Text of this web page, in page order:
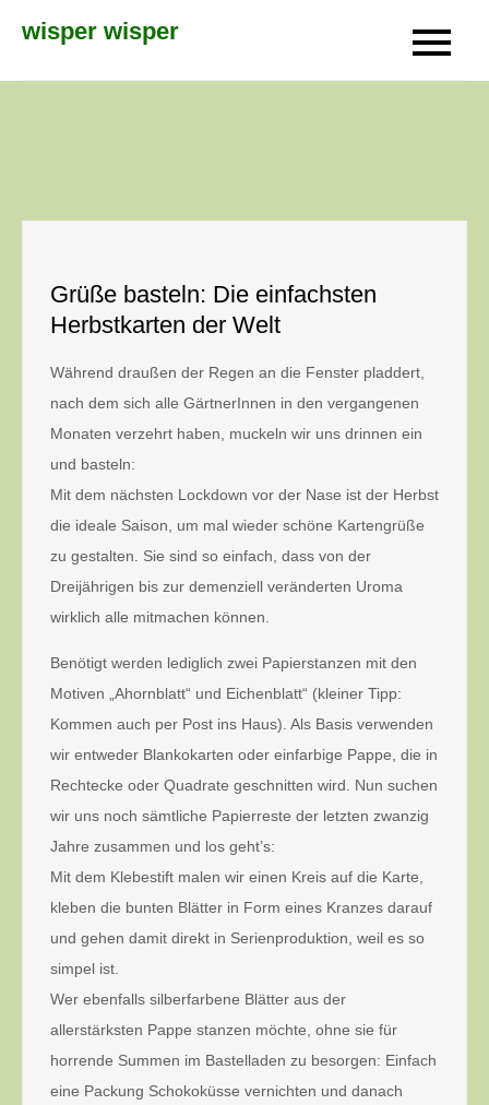
wisper wisper
Grüße basteln: Die einfachsten
Herbstkarten der Welt
Während draußen der Regen an die Fenster pladdert,
nach dem sich alle GärtnerInnen in den vergangenen
Monaten verzehrt haben, muckeln wir uns drinnen ein
und basteln:
Mit dem nächsten Lockdown vor der Nase ist der Herbst
die ideale Saison, um mal wieder schöne Kartengrüße
zu gestalten. Sie sind so einfach, dass von der
Dreijährigen bis zur demenziell veränderten Uroma
wirklich alle mitmachen können.
Benötigt werden lediglich zwei Papierstanzen mit den
Motiven „Ahornblatt“ und Eichenblatt“ (kleiner Tipp:
Kommen auch per Post ins Haus). Als Basis verwenden
wir entweder Blankokarten oder einfarbige Pappe, die in
Rechtecke oder Quadrate geschnitten wird. Nun suchen
wir uns noch sämtliche Papierreste der letzten zwanzig
Jahre zusammen und los geht’s:
Mit dem Klebestift malen wir einen Kreis auf die Karte,
kleben die bunten Blätter in Form eines Kranzes darauf
und gehen damit direkt in Serienproduktion, weil es so
simpel ist.
Wer ebenfalls silberfarbene Blätter aus der
allerstärksten Pappe stanzen möchte, ohne sie für
horrende Summen im Bastelladen zu besorgen: Einfach
eine Packung Schokoküsse vernichten und danach